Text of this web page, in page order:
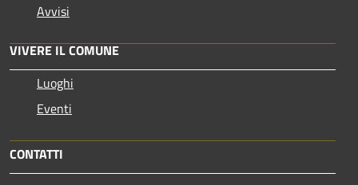
Avvisi
VIVERE IL COMUNE
Luoghi
Eventi
CONTATTI